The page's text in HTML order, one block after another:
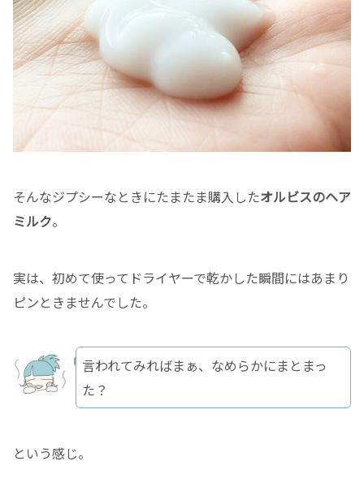
そんなジプシーなときにたまたま購入したオルビスのヘア
ミルク。
実は、初めて使ってドライヤーで乾かした瞬間にはあまり
ピンときませんでした。
言われてみればまぁ、なめらかにまとまっ
た？
という感じ。